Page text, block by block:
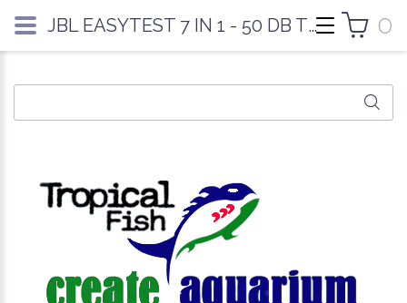
0
JBL EASYTEST 7 IN 1 - 50 DB TESZTCSÍK